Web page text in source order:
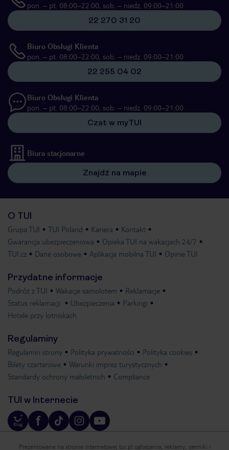
pon. – pt. 08:00–22:00, sob. – niedz. 09:00–21:00
22 270 31 20
Biuro Obsługi Klienta
pon. – pt. 08:00–22:00, sob. – niedz. 09:00–21:00
22 255 04 02
Biuro Obsługi Klienta
pon. – pt. 08:00–22:00, sob. – niedz. 09:00–21:00
Czat w myTUI
Biura stacjonarne
Znajdź na mapie
O TUI
Grupa TUI TUI Poland Kariera
Kontakt
Gwarancja ubezpieczeniowa
Opieka TUI na wakacjach 24/7
TUI.cz
Dane osobowe Aplikacja mobilna TUI Opinie TUI
Przydatne informacje
Podróż z TUI Wakacje samolotem
Reklamacje
Status reklamacji
Ubezpieczenia
Parkingi
Hotele przy lotniskach
Regulaminy
Regulamin strony Polityka prywatności
Polityka cookies
Bilety czarterowe
Warunki imprez turystycznych
Standardy ochrony małoletnich
Compliance
TUI w Internecie
Prezentowane na stronie internetowej tui.pl ogłoszenia, reklamy, cenniki i